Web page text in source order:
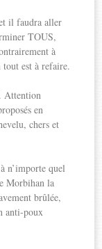
il faudra aller
TOUS,
à
est à refaire.
Attention
en
chers et
n’importe quel
Morbihan la
brûlée,
anti-poux